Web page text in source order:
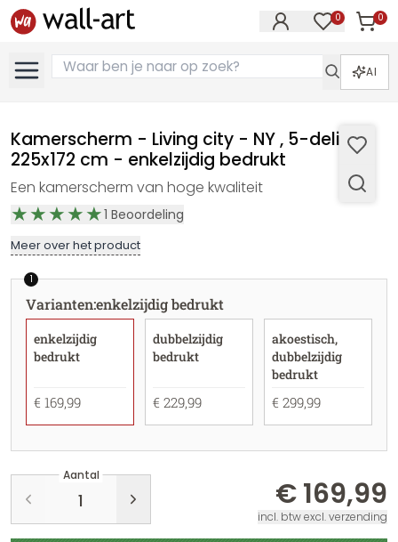
0 0
AI
Kamerscherm - Living city - NY , 5-delig -
225x172 cm - enkelzijdig bedrukt
Een kamerscherm van hoge kwaliteit
1 Beoordeling
Meer over het product
1
Varianten:enkelzijdig bedrukt
enkelzijdig
bedrukt
€ 169,99
dubbelzijdig
bedrukt
€ 229,99
akoestisch,
dubbelzijdig
bedrukt
€ 299,99
Aantal
€ 169,99
incl. btw excl. verzending